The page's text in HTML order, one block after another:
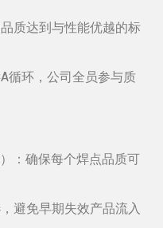
质达到与性能优越的标
循环，公司全员参与质
：确保每个焊点品质可
避免早期失效产品流入